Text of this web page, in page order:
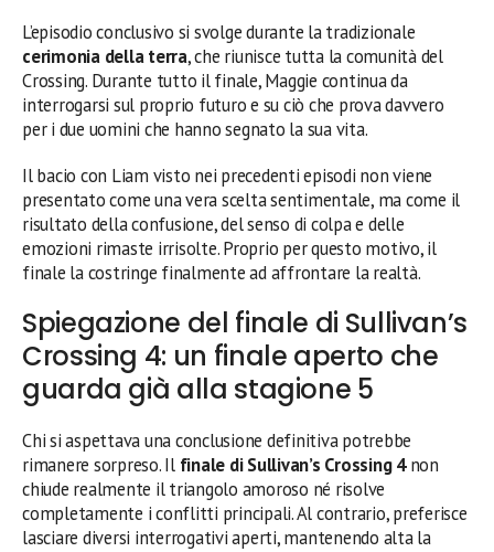
L’episodio conclusivo si svolge durante la tradizionale
cerimonia della terra, che riunisce tutta la comunità del
Crossing. Durante tutto il finale, Maggie continua da
interrogarsi sul proprio futuro e su ciò che prova davvero
per i due uomini che hanno segnato la sua vita.
Il bacio con Liam visto nei precedenti episodi non viene
presentato come una vera scelta sentimentale, ma come il
risultato della confusione, del senso di colpa e delle
emozioni rimaste irrisolte. Proprio per questo motivo, il
finale la costringe finalmente ad affrontare la realtà.
Spiegazione del finale di Sullivan’s
Crossing 4: un finale aperto che
guarda già alla stagione 5
Chi si aspettava una conclusione definitiva potrebbe
rimanere sorpreso. Il finale di Sullivan’s Crossing 4non
chiude realmente il triangolo amoroso né risolve
completamente i conflitti principali. Al contrario, preferisce
lasciare diversi interrogativi aperti, mantenendo alta la